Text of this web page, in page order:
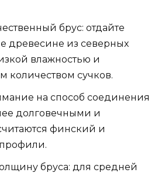
брус: отдайте
древесине из северных
влажностью и
количеством сучков.
на способ соединения
долговечными и
финский и
бруса: для средней